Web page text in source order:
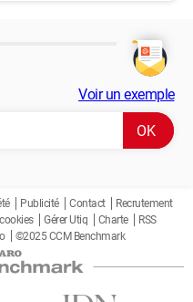
Voir un exemple
Publicité Contact
Recrutement
Gérer Utiq Charte
RSS
©2025 CCM Benchmark